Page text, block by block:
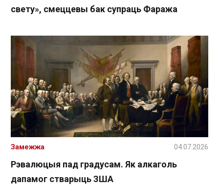
свету», смеццевы бак супраць Фаража
Рэвалюцыя пад градусам. Як алкаголь
дапамог стварыць ЗША
Замежжа 04.07.2026